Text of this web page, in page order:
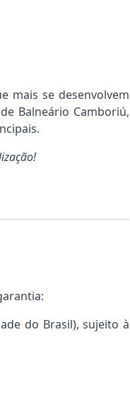
mais se desenvolvem
Balneário Camboriú,
do Brasil), sujeito à